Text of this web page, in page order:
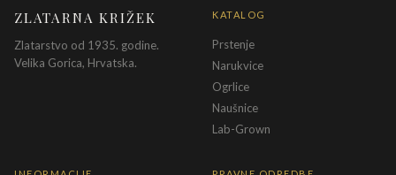
ZLATARNA KRIŽEK
Zlatarstvo od 1935. godine.
Velika Gorica, Hrvatska.
KATALOG
Prstenje
Narukvice
Ogrlice
Naušnice
Lab-Grown